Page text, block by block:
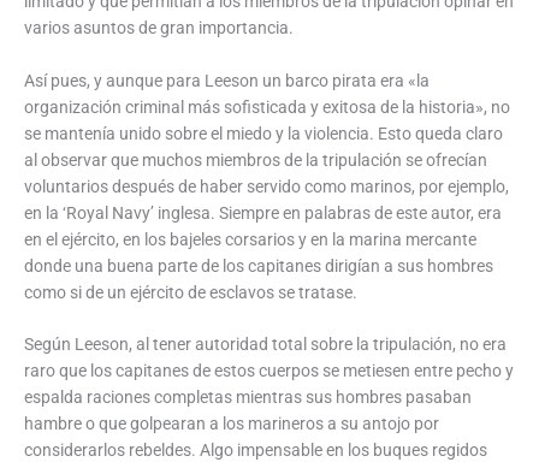
varios asuntos de gran importancia.
Así pues, y aunque para Leeson un barco pirata era «la
organización criminal más sofisticada y exitosa de la historia», no
se mantenía unido sobre el miedo y la violencia. Esto queda claro
al observar que muchos miembros de la tripulación se ofrecían
voluntarios después de haber servido como marinos, por ejemplo,
en la ‘Royal Navy’ inglesa. Siempre en palabras de este autor, era
en el ejército, en los bajeles corsarios y en la marina mercante
donde una buena parte de los capitanes dirigían a sus hombres
como si de un ejército de esclavos se tratase.
Según Leeson, al tener autoridad total sobre la tripulación, no era
raro que los capitanes de estos cuerpos se metiesen entre pecho y
espalda raciones completas mientras sus hombres pasaban
hambre o que golpearan a los marineros a su antojo por
considerarlos rebeldes. Algo impensable en los buques regidos